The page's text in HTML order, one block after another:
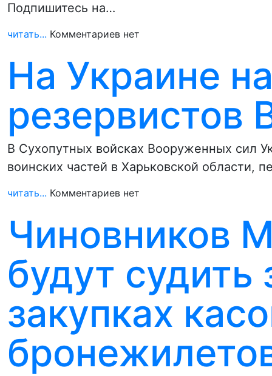
Подпишитесь на…
читать... Комментариев нет
На Украине
резервистов
В Сухопутных войсках Вооруженных сил
воинских частей в Харьковской области,
читать... Комментариев нет
Чиновников
будут судить
закупках